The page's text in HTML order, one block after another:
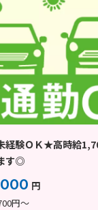
経験ＯＫ★高時給
す◎
円
円～